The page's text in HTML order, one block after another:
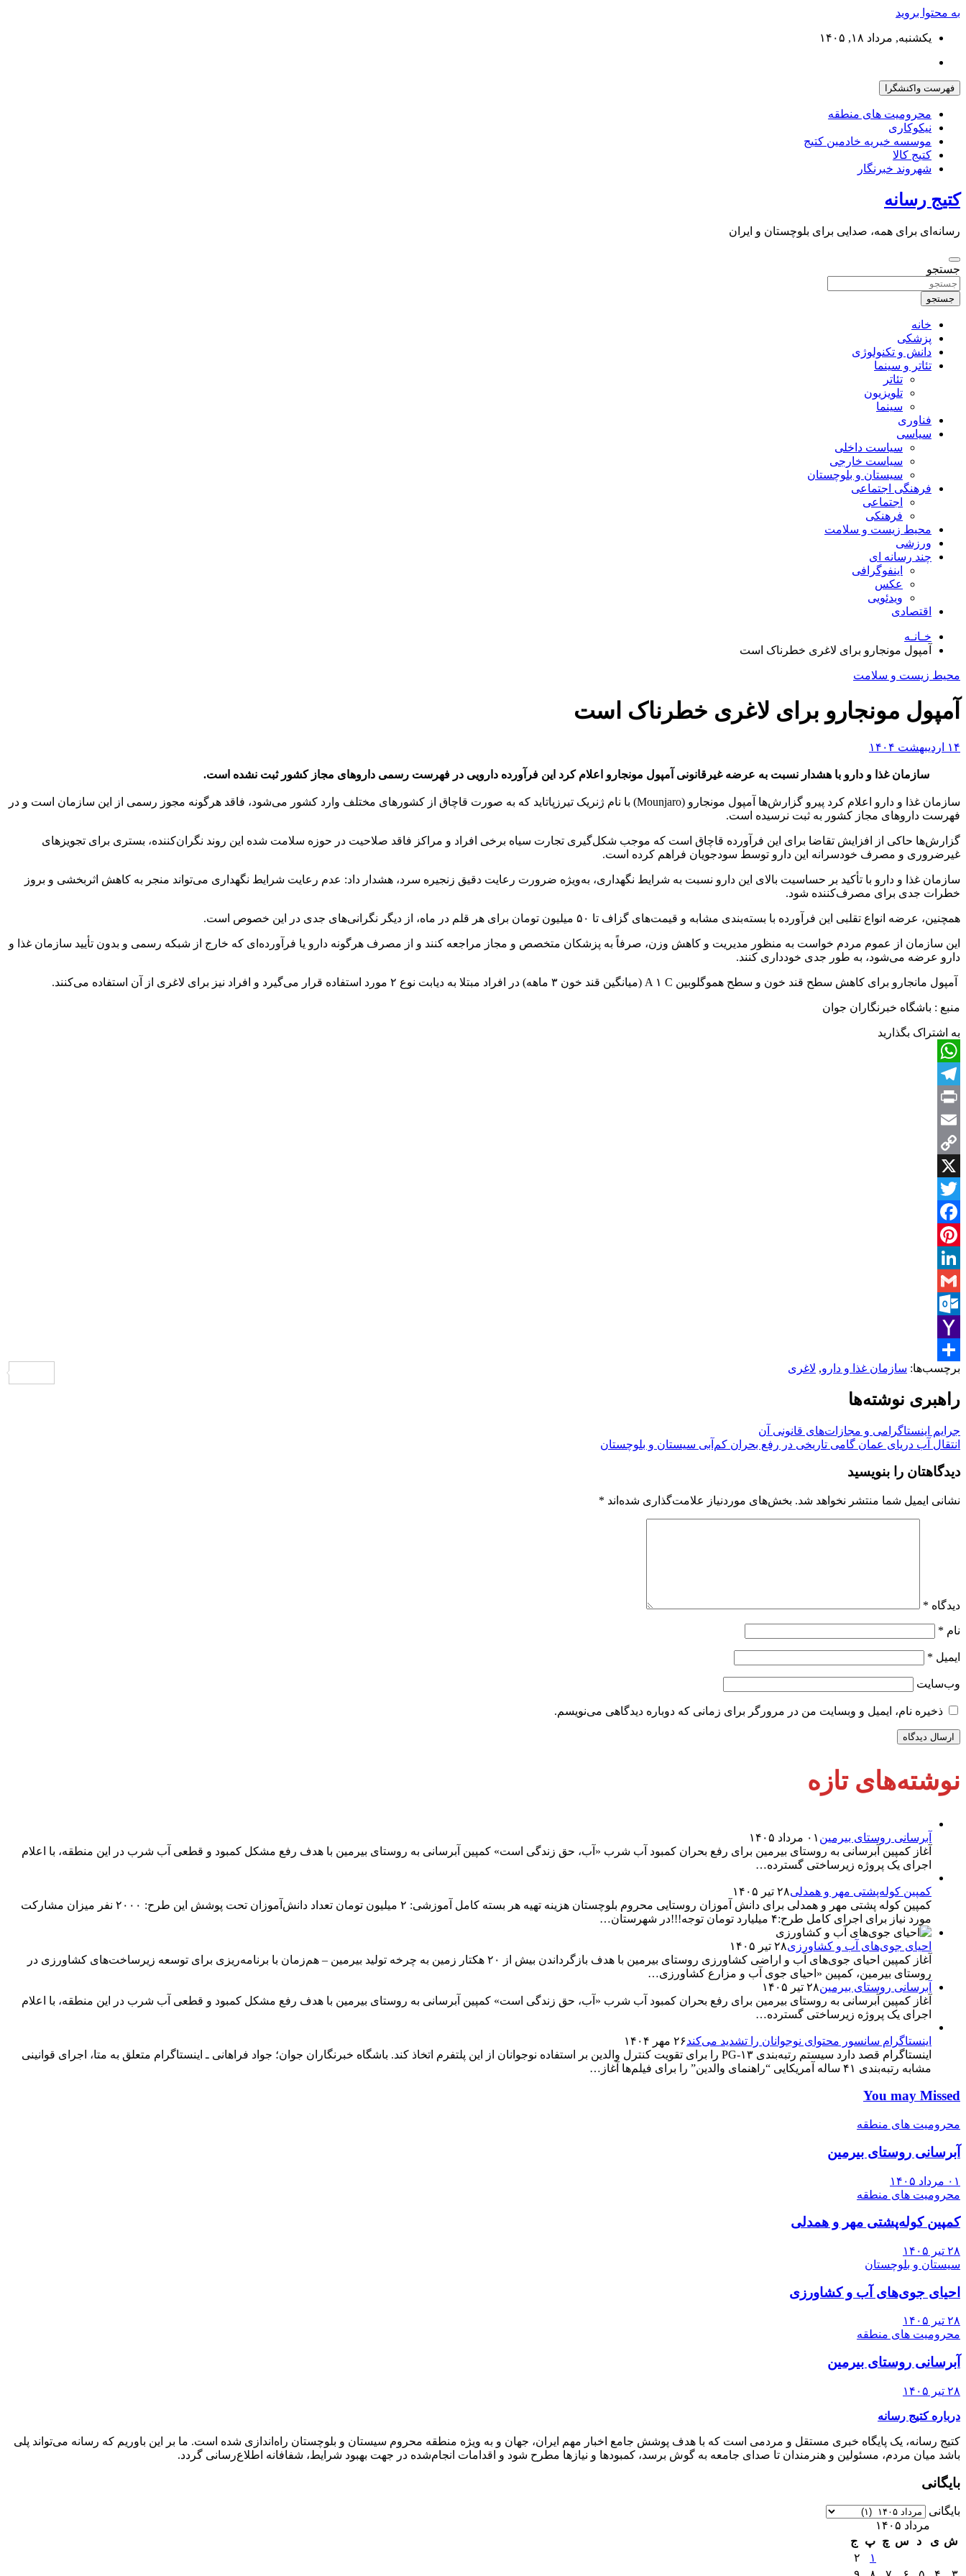
به محتوا بروید
یکشنبه, مرداد ۱۸, ۱۴۰۵
فهرست واکنشگرا
محرومیت های منطقه
نیکوکاری
موسسه خیریه خادمین کتیج
کتیج کالا
شهروند خبرنگار
کتیج رسانه
رسانه‌ای برای همه، صدایی برای بلوچستان و ایران
جستجو
جستجو
خانه
پزشکی
دانش و تکنولوژی
تئاتر و سینما
تئاتر
تلویزیون
سینما
فناوری
سیاسی
سیاست داخلی
سیاست خارجی
سیستان و بلوچستان
فرهنگی اجتماعی
اجتماعی
فرهنکی
محیط زیست و سلامت
ورزشی
چند رسانه ای
اینفوگرافی
عکس
ویدئویی
اقتصادی
خـانـه
آمپول مونجارو برای لاغری خطرناک است
محیط زیست و سلامت
آمپول مونجارو برای لاغری خطرناک است
۱۴ اردیبهشت ۱۴۰۴
سازمان غذا و دارو با هشدار نسبت به عرضه غیرقانونی آمپول مونجارو اعلام کرد این فرآورده دارویی در فهرست رسمی دارو‌های مجاز کشور ثبت نشده است.
سازمان غذا و دارو اعلام کرد پیرو گزارش‌ها آمپول مونجارو (Mounjaro) با نام ژنریک تیرزپاتاید که به صورت قاچاق از کشور‌های مختلف وارد کشور می‌شود، فاقد هرگونه مجوز رسمی از این سازمان است و در
فهرست دارو‌های مجاز کشور به ثبت نرسیده است.
گزارش‌ها حاکی از افزایش تقاضا برای این فرآورده قاچاق است که موجب شکل‌گیری تجارت سیاه برخی افراد و مراکز فاقد صلاحیت در حوزه سلامت شده این روند نگران‌کننده، بستری برای تجویز‌های
غیرضروری و مصرف خودسرانه این دارو توسط سودجویان فراهم کرده است.
سازمان غذا و دارو با تأکید بر حساسیت بالای این دارو نسبت به شرایط نگهداری، به‌ویژه ضرورت رعایت دقیق زنجیره سرد، هشدار داد: عدم رعایت شرایط نگهداری می‌تواند منجر به کاهش اثربخشی و بروز
خطرات جدی برای مصرف‌کننده شود.
همچنین، عرضه انواع تقلبی این فرآورده با بسته‌بندی مشابه و قیمت‌های گزاف تا ۵۰ میلیون تومان برای هر قلم در ماه، از دیگر نگرانی‌های جدی در این خصوص است.
این سازمان از عموم مردم خواست به منظور مدیریت و کاهش وزن، صرفاً به پزشکان متخصص و مجاز مراجعه کنند و از مصرف هرگونه دارو یا فرآورده‌ای که خارج از شبکه رسمی و بدون تأیید سازمان غذا و
دارو عرضه می‌شود، به طور جدی خودداری کنند.
آمپول مانجارو برای کاهش سطح قند خون و سطح هموگلوبین A ۱ C (میانگین قند خون ۳ ماهه) در افراد مبتلا به دیابت نوع ۲ مورد استفاده قرار می‌گیرد و افراد نیز برای لاغری از آن استفاده می‌کنند.
منبع : باشگاه خبرنگاران جوان
به اشتراک بگذارید
WhatsApp
Telegram
Print
Email
Copy
Link
X
Twitter
Facebook
Pinterest
LinkedIn
Gmail
Outlook.com
Yahoo
Mail
Share
برچسب‌ها: سازمان غذا و دارو, لاغری
راهبری نوشته‌ها
جرایم اینستاگرامی و مجازات‌های قانونی آن
انتقال آب دریای عمان گامی تاریخی در رفع بحران کم‌آبی سیستان و بلوچستان
دیدگاهتان را بنویسید
نشانی ایمیل شما منتشر نخواهد شد. بخش‌های موردنیاز علامت‌گذاری شده‌اند *
دیدگاه *
نام *
ایمیل *
وب‌سایت
ذخیره نام، ایمیل و وبسایت من در مرورگر برای زمانی که دوباره دیدگاهی می‌نویسم.
نوشته‌های تازه
آبرسانی روستای بیرمین ۰۱ مرداد ۱۴۰۵
آغاز کمپین آبرسانی به روستای بیرمین برای رفع بحران کمبود آب شرب «آب، حق زندگی است» کمپین آبرسانی به روستای بیرمین با هدف رفع مشکل کمبود و قطعی آب شرب در این منطقه، با اعلام
اجرای یک پروژه زیرساختی گسترده…
کمپین کوله‌پشتی مهر و همدلی۲۸ تیر ۱۴۰۵
کمپین کوله‌ پشتی مهر و همدلی برای دانش آموزان روستایی محروم بلوچستان هزینه تهیه هر بسته کامل آموزشی: ۲ میلیون تومان تعداد دانش‌آموزان تحت پوشش این طرح: ۲۰۰۰ نفر میزان مشارکت
مورد نیاز برای اجرای کامل طرح:۴ میلیارد تومان توجه!!!در شهرستان…
احیای جوی‌های آب و کشاورزی۲۸ تیر ۱۴۰۵
آغاز کمپین احیای جوی‌های آب و اراضی کشاورزی روستای بیرمین با هدف بازگرداندن بیش از ۲۰ هکتار زمین به چرخه تولید بیرمین – هم‌زمان با برنامه‌ریزی برای توسعه زیرساخت‌های کشاورزی در
روستای بیرمین، کمپین «احیای جوی آب و مزارع کشاورزی…
آبرسانی روستای بیرمین۲۸ تیر ۱۴۰۵
آغاز کمپین آبرسانی به روستای بیرمین برای رفع بحران کمبود آب شرب «آب، حق زندگی است» کمپین آبرسانی به روستای بیرمین با هدف رفع مشکل کمبود و قطعی آب شرب در این منطقه، با اعلام
اجرای یک پروژه زیرساختی گسترده…
اینستاگرام سانسور محتوای نوجوانان را تشدید می‌کند۲۶ مهر ۱۴۰۴
اینستاگرام قصد دارد سیستم رتبه‌بندی PG-۱۳ را برای تقویت کنترل والدین بر استفاده نوجوانان از این پلتفرم اتخاذ کند. باشگاه خبرنگاران جوان؛ جواد فراهانی ـ اینستاگرام متعلق به متا، اجرای قوانینی
مشابه رتبه‌بندی ۴۱ ساله آمریکایی “راهنمای والدین” را برای فیلم‌ها آغاز…
You may Missed
محرومیت های منطقه
آبرسانی روستای بیرمین
۰۱ مرداد ۱۴۰۵
محرومیت های منطقه
کمپین کوله‌پشتی مهر و همدلی
۲۸ تیر ۱۴۰۵
سیستان و بلوچستان
احیای جوی‌های آب و کشاورزی
۲۸ تیر ۱۴۰۵
محرومیت های منطقه
آبرسانی روستای بیرمین
۲۸ تیر ۱۴۰۵
درباره کتیج رسانه
کتیج رسانه، یک پایگاه خبری مستقل و مردمی است که با هدف پوشش جامع اخبار مهم ایران، جهان و به ویژه منطقه محروم سیستان و بلوچستان راه‌اندازی شده است. ما بر این باوریم که رسانه می‌تواند پلی
باشد میان مردم، مسئولین و هنرمندان تا صدای جامعه به گوش برسد، کمبودها و نیازها مطرح شود و اقدامات انجام‌شده در جهت بهبود شرایط، شفافانه اطلاع‌رسانی گردد.
بایگانی
بایگانی
مرداد ۱۴۰۵
ش ی د س چ پ
ج
۱
۲